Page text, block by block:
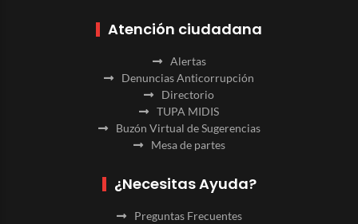
Atención ciudadana
Alertas
Denuncias Anticorrupción
Directorio
TUPA MIDIS
Buzón Virtual de Sugerencias
Mesa de partes
¿Necesitas Ayuda?
Preguntas Frecuentes